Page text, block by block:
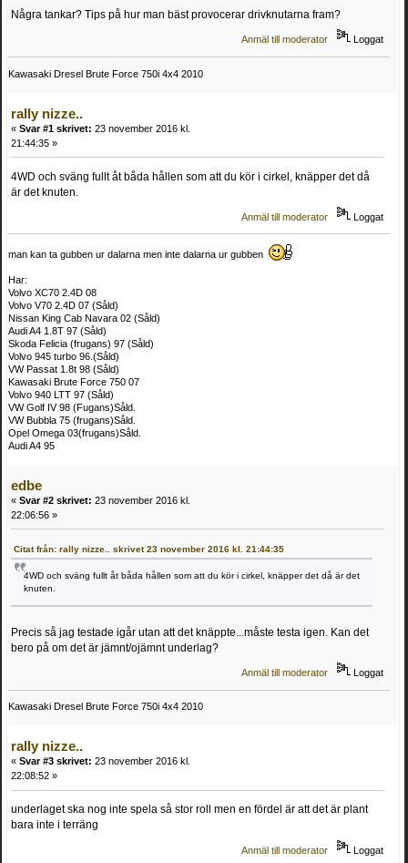
Några tankar? Tips på hur man bäst provocerar drivknutarna fram?
Anmäl till moderator Loggat
Kawasaki Dresel Brute Force 750i 4x4 2010
rally nizze..
« Svar #1 skrivet: 23 november 2016 kl.
21:44:35 »
4WD och sväng fullt åt båda hållen som att du kör i cirkel, knäpper det då
är det knuten.
Anmäl till moderator Loggat
man kan ta gubben ur dalarna men inte dalarna ur gubben
Har:
Volvo XC70 2.4D 08
Volvo V70 2.4D 07 (Såld)
Nissan King Cab Navara 02 (Såld)
Audi A4 1.8T 97 (Såld)
Skoda Felicia (frugans) 97 (Såld)
Volvo 945 turbo 96.(Såld)
VW Passat 1.8t 98 (Såld)
Kawasaki Brute Force 750 07
Volvo 940 LTT 97 (Såld)
VW Golf IV 98 (Fugans)Såld.
VW Bubbla 75 (frugans)Såld.
Opel Omega 03(frugans)Såld.
Audi A4 95
edbe
« Svar #2 skrivet: 23 november 2016 kl.
22:06:56 »
Citat från: rally nizze.. skrivet 23 november 2016 kl. 21:44:35
4WD och sväng fullt åt båda hållen som att du kör i cirkel, knäpper det då är det
knuten.
Precis så jag testade igår utan att det knäppte...måste testa igen. Kan det
bero på om det är jämnt/ojämnt underlag?
Anmäl till moderator Loggat
Kawasaki Dresel Brute Force 750i 4x4 2010
rally nizze..
« Svar #3 skrivet: 23 november 2016 kl.
22:08:52 »
underlaget ska nog inte spela så stor roll men en fördel är att det är plant
bara inte i terräng
Anmäl till moderator Loggat